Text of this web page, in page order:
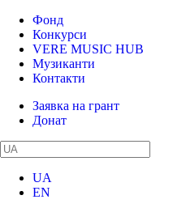
Фонд
Конкурси
VERE MUSIC HUB
Музиканти
Контакти
Заявка на грант
Донат
UA
EN